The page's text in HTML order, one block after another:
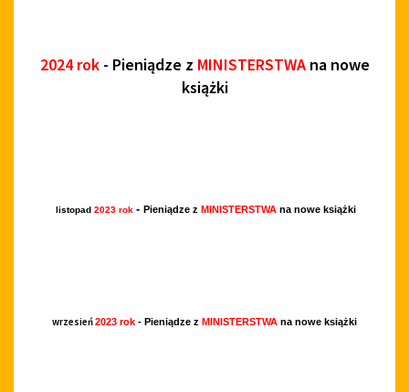
2024 rok- Pieniądze z MINISTERSTWA na nowe
książki
listopad 2023 rok - Pieniądze z MINISTERSTWA na nowe książki
wrzesień2023 rok - Pieniądze z MINISTERSTWA na nowe książki